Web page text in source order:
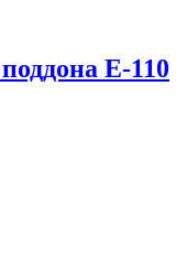
Е-110